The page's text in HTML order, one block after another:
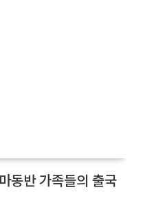
동반 가족들의 출국